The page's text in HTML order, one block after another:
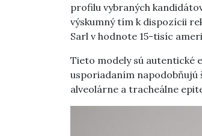
profilu vybraných
výskumný tím k dispozícii
Sarl v hodnote 15-tisíc
Tieto modely sú autentické
usporiadaním napodobňujú
alveolárne a tracheálne